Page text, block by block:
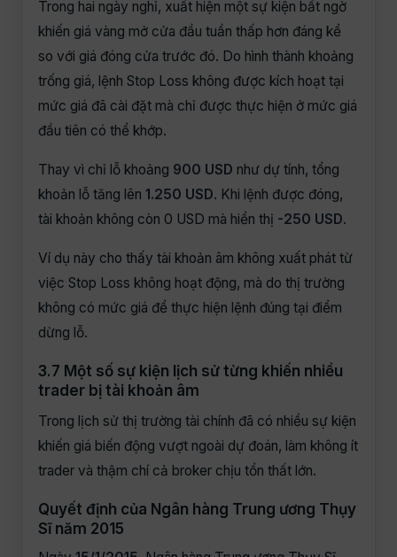
Trong hai ngày nghỉ, xuất hiện một sự kiện bất ngờ
khiến giá vàng mở cửa đầu tuần thấp hơn đáng kể
so với giá đóng cửa trước đó. Do hình thành khoảng
trống giá, lệnh Stop Loss không được kích hoạt tại
mức giá đã cài đặt mà chỉ được thực hiện ở mức giá
đầu tiên có thể khớp.
Thay vì chỉ lỗ khoảng 900 USD như dự tính, tổng
khoản lỗ tăng lên 1.250 USD. Khi lệnh được đóng,
tài khoản không còn 0 USD mà hiển thị -250 USD.
Ví dụ này cho thấy tài khoản âm không xuất phát từ
việc Stop Loss không hoạt động, mà do thị trường
không có mức giá để thực hiện lệnh đúng tại điểm
dừng lỗ.
3.7 Một số sự kiện lịch sử từng khiến nhiều
trader bị tài khoản âm
Trong lịch sử thị trường tài chính đã có nhiều sự kiện
khiến giá biến động vượt ngoài dự đoán, làm không ít
trader và thậm chí cả broker chịu tổn thất lớn.
Quyết định của Ngân hàng Trung ương Thụy
Sĩ năm 2015